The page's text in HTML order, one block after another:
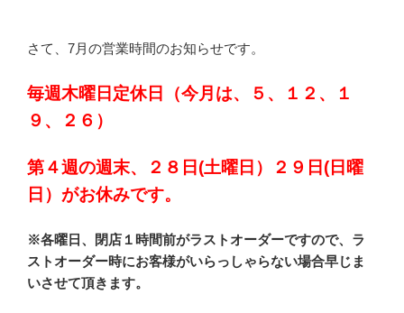
さて、7月の営業時間のお知らせです。
毎週木曜日定休日（今月は、５、１２、１
９、２６）
第４週の週末、２８日(土曜日）２９日(日曜
日）がお休みです。
※各曜日、閉店１時間前がラストオーダーですので、ラ
ストオーダー時にお客様がいらっしゃらない場合早じま
いさせて頂きます。